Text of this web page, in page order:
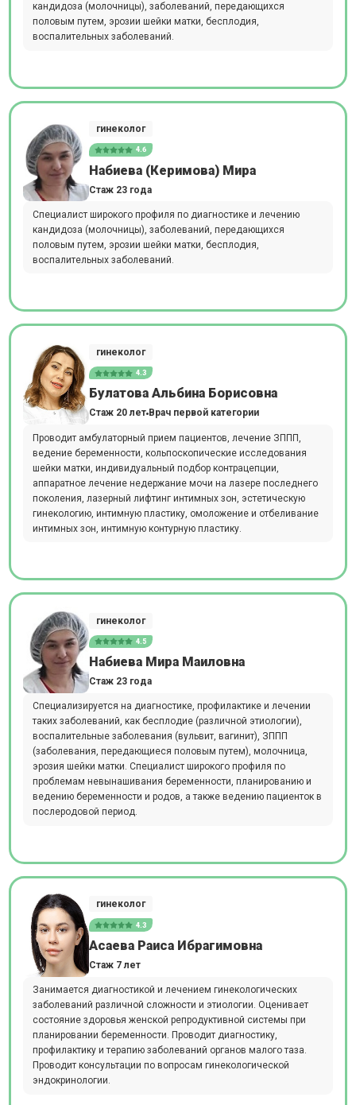
кандидоза (молочницы), заболеваний, передающихся
половым путем, эрозии шейки матки, бесплодия,
воспалительных заболеваний.
гинеколог
4.6
Набиева (Керимова) Мира
Стаж 23 года
Специалист широкого профиля по диагностике и лечению
кандидоза (молочницы), заболеваний, передающихся
половым путем, эрозии шейки матки, бесплодия,
воспалительных заболеваний.
гинеколог
4.3
Булатова Альбина Борисовна
Стаж 20 лет Врач первой категории
Проводит амбулаторный прием пациентов, лечение ЗППП,
ведение беременности, кольпоскопические исследования
шейки матки, индивидуальный подбор контрацепции,
аппаратное лечение недержание мочи на лазере последнего
поколения, лазерный лифтинг интимных зон, эстетическую
гинекологию, интимную пластику, омоложение и отбеливание
интимных зон, интимную контурную пластику.
гинеколог
4.5
Набиева Мира Маиловна
Стаж 23 года
Специализируется на диагностике, профилактике и лечении
таких заболеваний, как бесплодие (различной этиологии),
воспалительные заболевания (вульвит, вагинит), ЗППП
(заболевания, передающиеся половым путем), молочница,
эрозия шейки матки. Специалист широкого профиля по
проблемам невынашивания беременности, планированию и
ведению беременности и родов, а также ведению пациенток в
послеродовой период.
гинеколог
4.3
Асаева Раиса Ибрагимовна
Стаж 7 лет
Занимается диагностикой и лечением гинекологических
заболеваний различной сложности и этиологии. Оценивает
состояние здоровья женской репродуктивной системы при
планировании беременности. Проводит диагностику,
профилактику и терапию заболеваний органов малого таза.
Проводит консультации по вопросам гинекологической
эндокринологии.